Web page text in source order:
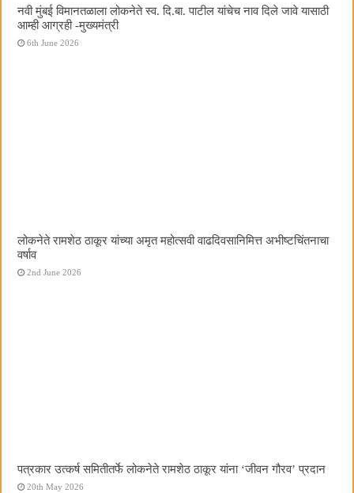
नवी मुंबई विमानतळाला लोकनेते स्व. दि.बा. पाटील यांचेच नाव दिले जावे यासाठी
आम्ही आग्रही -मुख्यमंत्री
6th June 2026
लोकनेते रामशेठ ठाकूर यांच्या अमृत महोत्सवी वाढदिवसानिमित्त अभीष्टचिंतनाचा
वर्षाव
2nd June 2026
पत्रकार उत्कर्ष समितीतर्फे लोकनेते रामशेठ ठाकूर यांना ‌‘जीवन गौरव‌’ प्रदान
20th May 2026